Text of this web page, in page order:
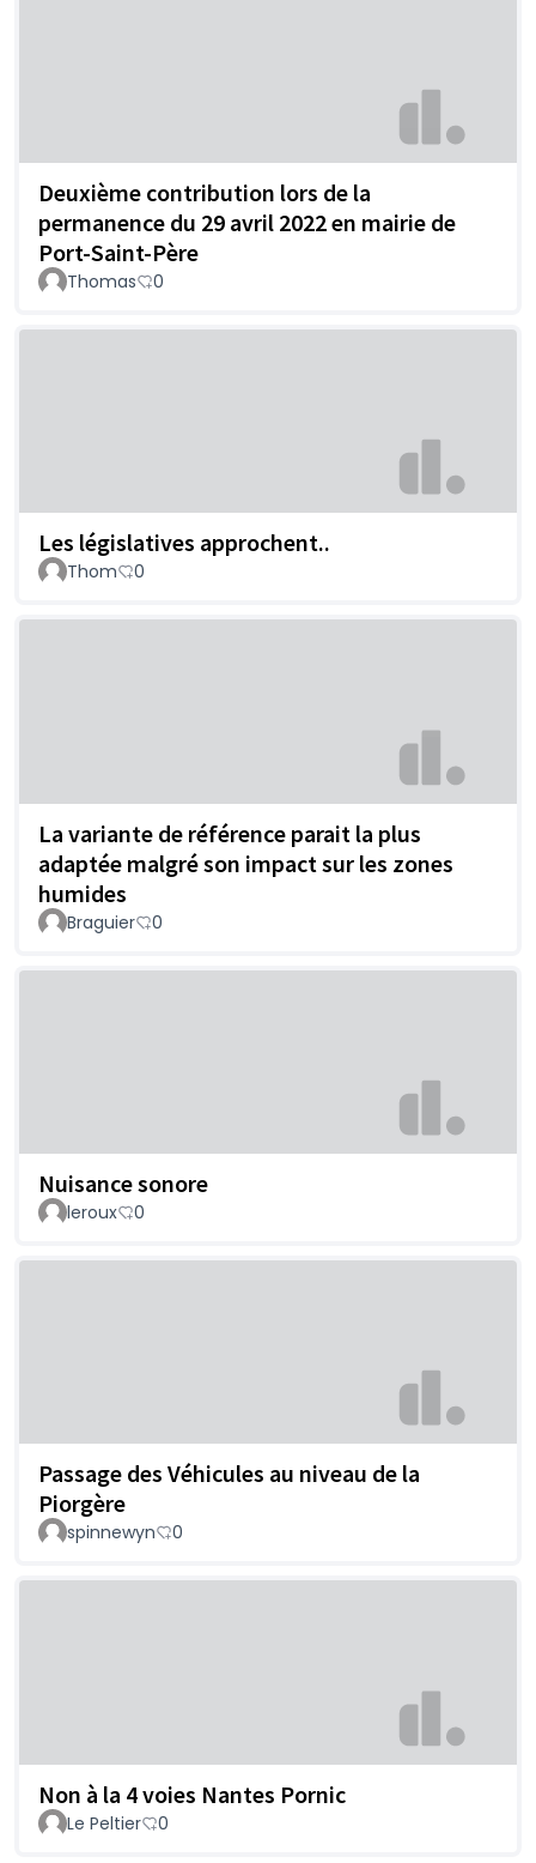
Deuxième contribution lors de la
permanence du 29 avril 2022 en mairie de
Port-Saint-Père
Thomas 0
Les législatives approchent..
Thom 0
La variante de référence parait la plus
adaptée malgré son impact sur les zones
humides
Braguier 0
Nuisance sonore
leroux 0
Passage des Véhicules au niveau de la
Piorgère
spinnewyn 0
Non à la 4 voies Nantes Pornic
Le Peltier 0